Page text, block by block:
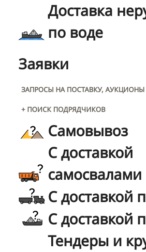
Доставка
по воде
Заявки
ЗАПРОСЫ НА ПОСТАВКУ, АУКЦИОНЫ
+ ПОИСК ПОДРЯДЧИКОВ
Самовывоз
С доставкой
самосвалами
С доставкой
С доставкой
Тендеры и